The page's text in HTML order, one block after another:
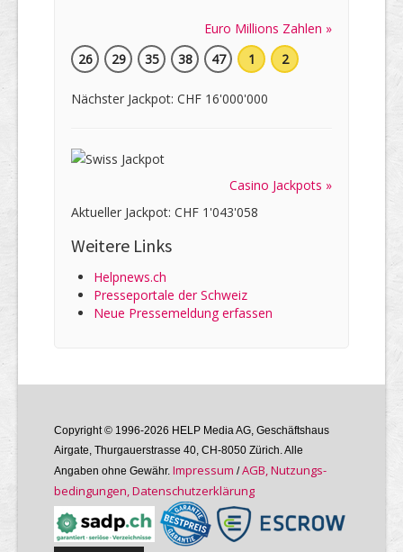
Euro Millions Zahlen »
26
29 35 38 47 1 2
Nächster Jackpot: CHF 16'000'000
Casino Jackpots »
Aktueller Jackpot: CHF 1'043'058
Weitere Links
Helpnews.ch
Presseportale der Schweiz
Neue Pressemeldung erfassen
Copyright © 1996-2026 HELP Media AG, Geschäftshaus
Airgate, Thurgauer­strasse 40, CH-8050 Zürich. Alle
Angaben ohne Gewähr. Im­pres­sum /AGB, Nutzungs­
bedin­gungen, Daten­schutz­er­klärung